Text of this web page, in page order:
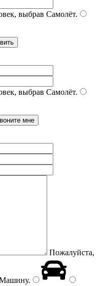
выбрав Самолёт.
выбрав Самолёт.
Пожалуйста,
.